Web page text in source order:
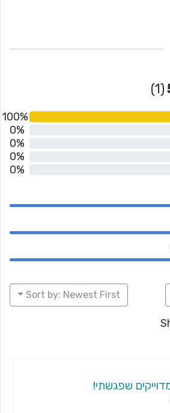
1
100%
0%
0%
0%
0%
Sort by: Newest First
שפגשתי!